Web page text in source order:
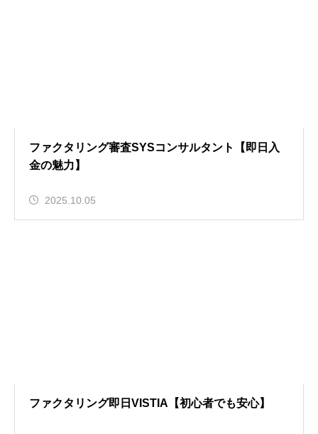
ファクタリング審査SYSコンサルタント【即日入
金の魅力】
2025.10.05
ファクタリング即日VISTIA【初心者でも安心】